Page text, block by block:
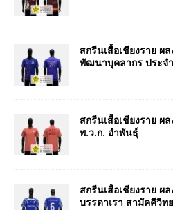
สกรีนเสื้อเชียงราย ผ
พัฒนาบุคลากร ประจ
สกรีนเสื้อเชียงราย ผ
พ.ว.ก. อำพันธุ์
สกรีนเสื้อเชียงราย ผ
บรรดาเรา สามัคคีวิท